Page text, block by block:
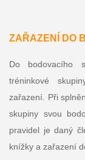
ZAŘAZENÍ DO
Do bodovacího
tréninkové
zařazení. Při
skupiny svou
pravidel je daný
knížky a zařazení